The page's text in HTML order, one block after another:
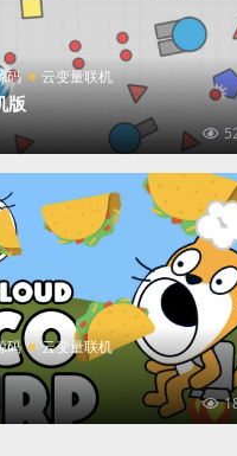
码 云变量联机
版
码 云变量联机